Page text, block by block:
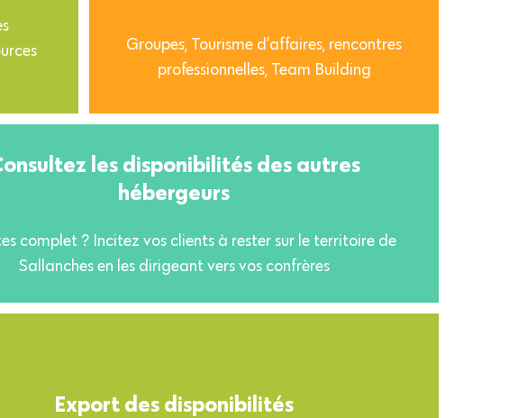
Groupes, Tourisme d’affaires, rencontres
professionnelles, Team Building
les disponibilités des autres
hébergeurs
complet ? Incitez vos clients à rester sur le territoire de
Sallanches en les dirigeant vers vos confrères
Export des disponibilités